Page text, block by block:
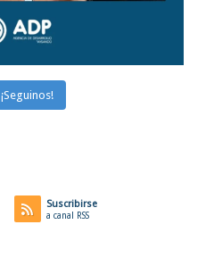
¡Seguinos!
Suscribirse
a canal RSS